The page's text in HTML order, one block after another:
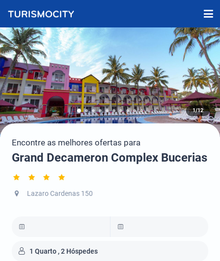
1/12
Encontre as melhores ofertas para
Grand Decameron Complex Bucerias
Lazaro Cardenas 150
1 Quarto , 2 Hóspedes